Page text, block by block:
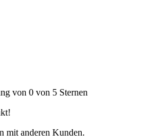
von 0 von 5 Sternen
mit anderen Kunden.